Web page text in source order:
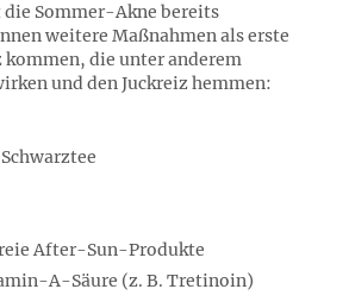
die Sommer-Akne bereits
weitere Maßnahmen als erste
die unter anderem
und den Juckreiz hemmen:
After-Sun-Produkte
A-Säure (z. B. Tretinoin)